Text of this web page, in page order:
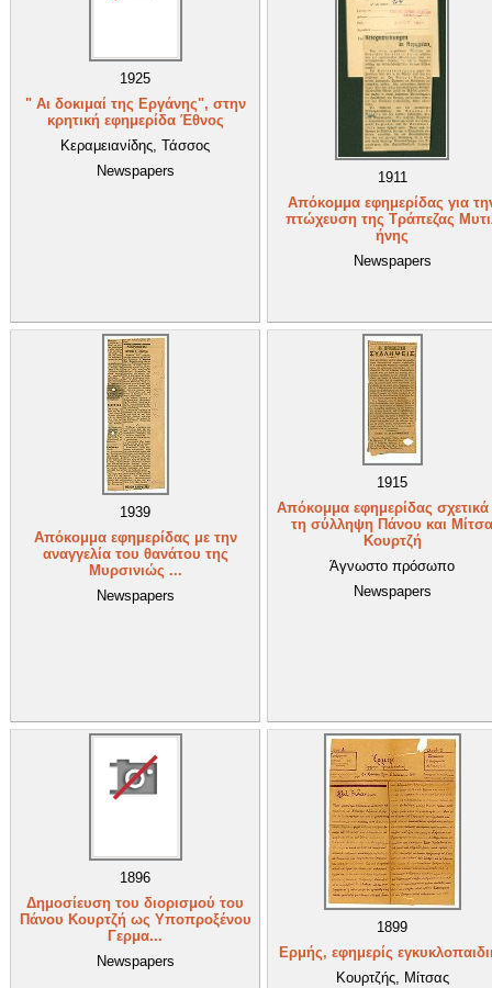
1925
" Αι δοκιμαί της Εργάνης", στην
κρητική εφημερίδα Έθνος
Κεραμειανίδης, Τάσσος
Newspapers
1911
Απόκομμα εφημερίδας για
πτώχευση της Τράπεζας
ήνης
Newspapers
1939
Απόκομμα εφημερίδας με την
αναγγελία του θανάτου της
Μυρσινιώς ...
Newspapers
1915
Απόκομμα εφημερίδας σχετικά
τη σύλληψη Πάνου και Μίτσα
Κουρτζή
Άγνωστο πρόσωπο
Newspapers
1896
Δημοσίευση του διορισμού του
Πάνου Κουρτζή ως Υποπροξένου
Γερμα...
Newspapers
1899
Ερμής, εφημερίς
Κουρτζής, Μίτσας